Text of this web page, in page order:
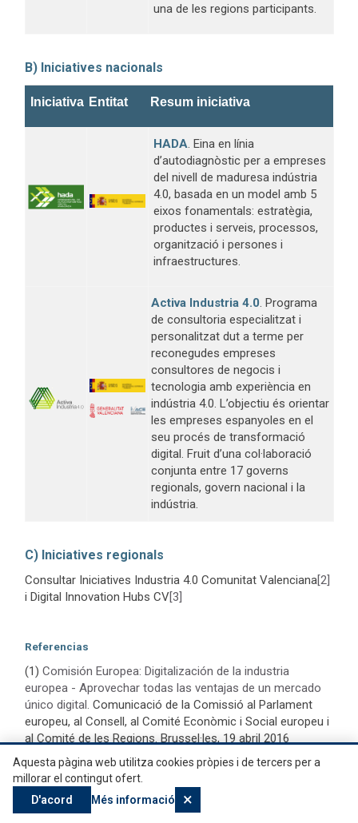
una de les regions participants.
B) Iniciatives nacionals
Iniciativa Entitat Resum iniciativa
HADA . Eina en línia
d’autodiagnòstic per a empreses
del nivell de maduresa indústria
4.0, basada en un model amb 5
eixos fonamentals: estratègia,
productes i serveis, processos,
organització i persones i
infraestructures.
Activa Industria 4.0 . Programa
de consultoria especialitzat i
personalitzat dut a terme per
reconegudes empreses
consultores de negocis i
tecnologia amb experiència en
indústria 4.0. L’objectiu és orientar
les empreses espanyoles en el
seu procés de transformació
digital. Fruit d’una col·laboració
conjunta entre 17 governs
regionals, govern nacional i la
indústria.
C) Iniciatives regionals
Consultar Iniciatives Industria 4.0 Comunitat Valenciana[2]
i Digital Innovation Hubs CV[3]
Referencias
(1) Comisión Europea: Digitalización de la industria
europea - Aprovechar todas las ventajas de un mercado
único digital. Comunicació de la Comissió al Parlament
europeu, al Consell, al Comité Econòmic i Social europeu i
al Comité de les Regions. Brussel·les, 19 abril 2016
(2)Digitising European Industry. Digital Single Market
strategy.Actualitzat Novembre 2018
(3)Comisión Europea: “List of active national policy
Aquesta pàgina web utilitza cookies pròpies i de tercers per a
millorar el contingut ofert.
D'acord
Més informació ×